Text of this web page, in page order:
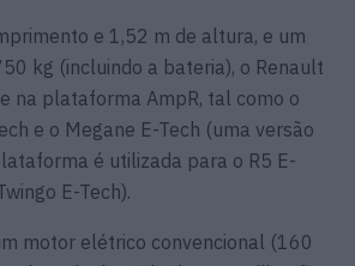
e 1,52 m de altura, e um
kg (incluindo a bateria), o Renault
na plataforma AmpR, tal como o
e o Megane E-Tech (uma versão
é utilizada para o R5 E-
E-Tech).
motor elétrico convencional (160